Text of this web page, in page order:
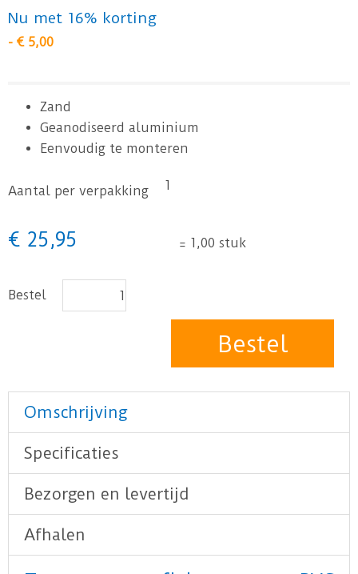
Nu met 16% korting
- € 5,00
Zand
Geanodiseerd aluminium
Eenvoudig te monteren
Aantal per verpakking 1
€ 25,95 = 1,00 stuk
Bestel
Omschrijving
Specificaties
Bezorgen en levertijd
Afhalen